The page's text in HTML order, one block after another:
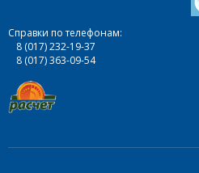
Справки по телефонам:
8 (017) 232-19-37
8 (017) 363-09-54